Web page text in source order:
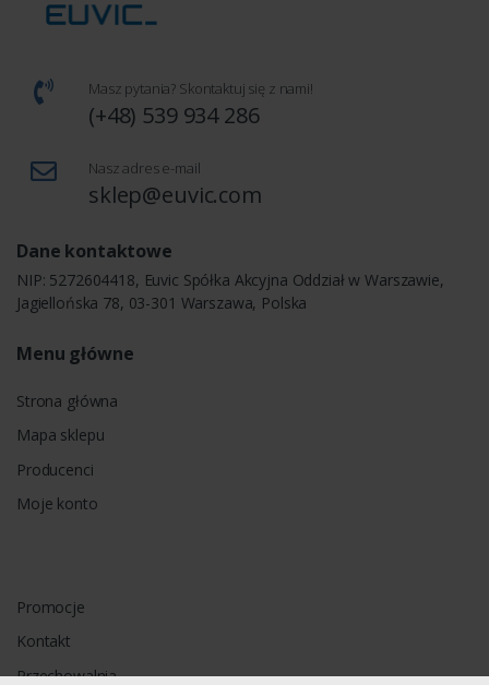
Masz pytania? Skontaktuj się z nami!
(+48) 539 934 286
Nasz adres e-mail
sklep@euvic.com
Dane kontaktowe
NIP: 5272604418, Euvic Spółka Akcyjna Oddział w Warszawie,
Jagiellońska 78, 03-301 Warszawa, Polska
Menu główne
Strona główna
Mapa sklepu
Producenci
Moje konto
Promocje
Kontakt
Przechowalnia